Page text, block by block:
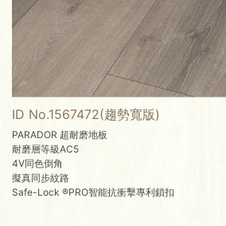
ID No.1567472(趨勢寬版)
PARADOR 超耐磨地板
耐磨層等級AC5
4V同色倒角
擬真同步紋路
Safe-Lock ®PRO智能抗衝擊專利鎖扣